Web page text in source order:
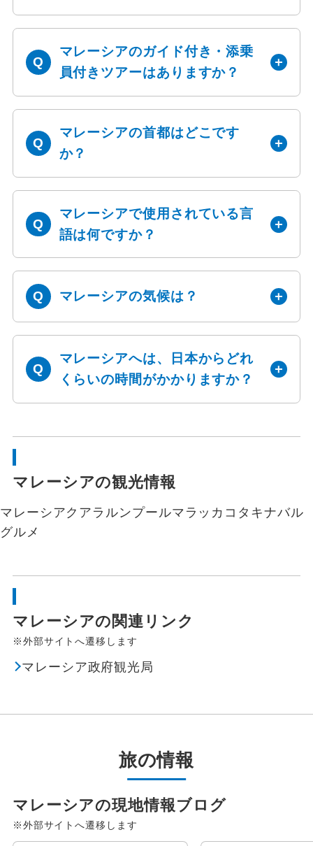
設定する
設定する
設定する
設定する
指定
設定する
設定する
設定する
マレーシアのガイド付き・添乗
員付きツアーはありますか？
マレーシアの首都はどこです
か？
マレーシアで使用されている言
語は何ですか？
マレーシアの気候は？
マレーシアへは、日本からどれ
くらいの時間がかかりますか？
マレーシアの観光情報
マレーシアクアラルンプールマラッカ コタキナバル
グルメ
マレーシアの関連リンク
※外部サイトへ遷移します
マレーシア政府観光局
旅の情報
マレーシアの現地情報ブログ
※外部サイトへ遷移します